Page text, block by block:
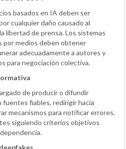
basados en IA deben ser
cualquier daño causado al
libertad de prensa. Los sistemas
por medios deben obtener
adecuadamente a autores y
para negociación colectiva.
de producir o difundir
fuentes fiables, redirigir hacia
mecanismos para notificar errores.
siguiendo criterios objetivos